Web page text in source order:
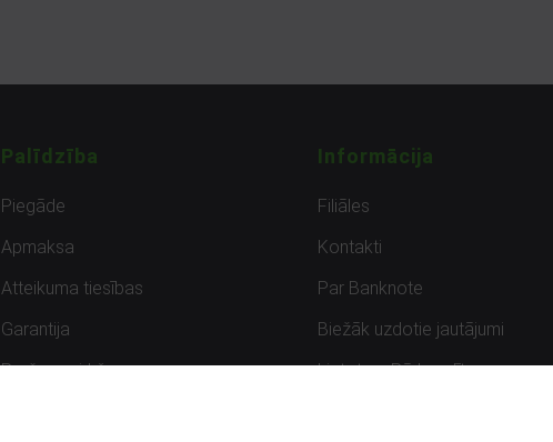
Palīdzība
Piegāde
Apmaksa
Atteikuma tiesības
Garantija
Preču uzpirkšana
Informācija
Filiāles
Kontakti
Par Banknote
Biežāk uzdotie jautājumi
Lietots – Pārbaudīts